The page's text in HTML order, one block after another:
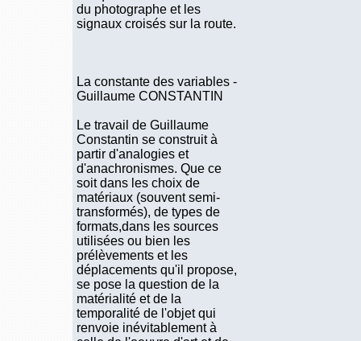
du photographe et les
signaux croisés sur la route.
La constante des variables -
Guillaume CONSTANTIN
Le travail de Guillaume
Constantin se construit à
partir d'analogies et
d'anachronismes. Que ce
soit dans les choix de
matériaux (souvent semi-
transformés), de types de
formats,dans les sources
utilisées ou bien les
prélèvements et les
déplacements qu'il propose,
se pose la question de la
matérialité et de la
temporalité de l'objet qui
renvoie inévitablement à